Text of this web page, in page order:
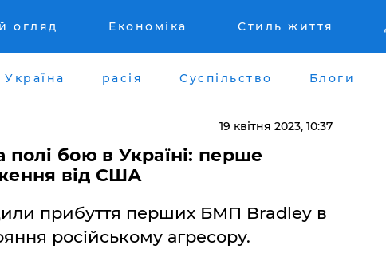
огляд Економіка Стиль життя
Україна расія Суспільство Блоги
19 квітня 2023, 10:37
бою в Україні: перше
від США
прибуття перших БМП Bradley в
російському агресору.